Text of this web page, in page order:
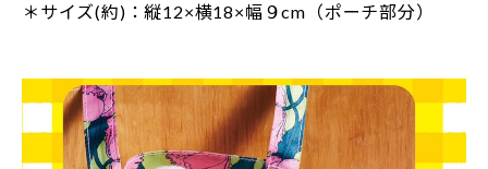
＊サイズ(約)：縦12×横18×幅９cm（ポーチ部分）